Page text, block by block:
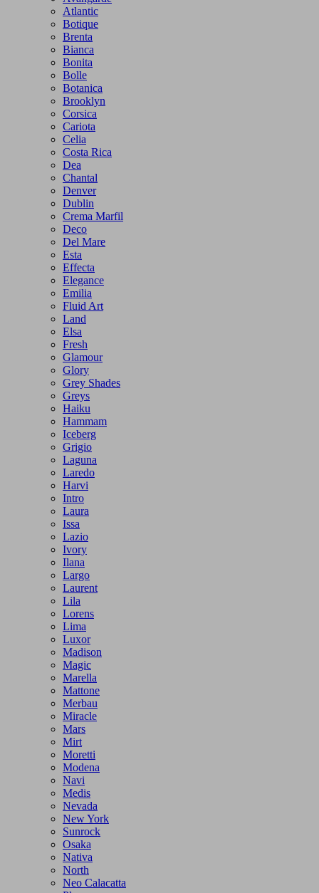
Atlantic
Botique
Brenta
Bianca
Bonita
Bolle
Botanica
Brooklyn
Corsica
Cariota
Celia
Costa Rica
Dea
Chantal
Denver
Dublin
Crema Marfil
Deco
Del Mare
Esta
Effecta
Elegance
Emilia
Fluid Art
Land
Elsa
Fresh
Glamour
Glory
Grey Shades
Greys
Haiku
Hammam
Iceberg
Grigio
Laguna
Laredo
Harvi
Intro
Laura
Issa
Lazio
Ivory
Ilana
Largo
Laurent
Lila
Lorens
Lima
Luxor
Madison
Magic
Marella
Mattone
Merbau
Miracle
Mars
Mirt
Moretti
Modena
Navi
Medis
Nevada
New York
Sunrock
Osaka
Nativa
North
Neo Calacatta